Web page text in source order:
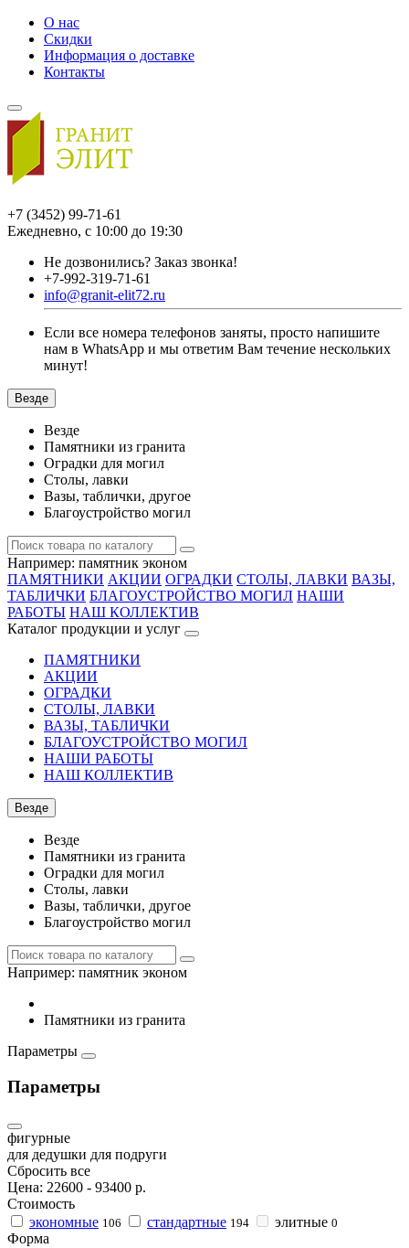
О нас
Скидки
Информация о доставке
Контакты
+7 (3452) 99-71-61
Ежедневно, с 10:00 до 19:30
Не дозвонились? Заказ звонка!
+7-992-319-71-61
info@granit-elit72.ru
Если все номера телефонов заняты, просто напишите
нам в WhatsApp и мы ответим Вам течение нескольких
минут!
Везде
Везде
Памятники из гранита
Оградки для могил
Столы, лавки
Вазы, таблички, другое
Благоустройство могил
Например: памятник эконом
ПАМЯТНИКИ АКЦИИ ОГРАДКИ СТОЛЫ, ЛАВКИ ВАЗЫ,
ТАБЛИЧКИ БЛАГОУСТРОЙСТВО МОГИЛ НАШИ
РАБОТЫ НАШ КОЛЛЕКТИВ
Каталог продукции и услуг
ПАМЯТНИКИ
АКЦИИ
ОГРАДКИ
СТОЛЫ, ЛАВКИ
ВАЗЫ, ТАБЛИЧКИ
БЛАГОУСТРОЙСТВО МОГИЛ
НАШИ РАБОТЫ
НАШ КОЛЛЕКТИВ
Везде
Везде
Памятники из гранита
Оградки для могил
Столы, лавки
Вазы, таблички, другое
Благоустройство могил
Например: памятник эконом
Памятники из гранита
Параметры
Параметры
фигурные
для дедушки для подруги
Сбросить все
Цена: 22600 - 93400 р.
Стоимость
экономные 106 стандартные 194 элитные 0
Форма